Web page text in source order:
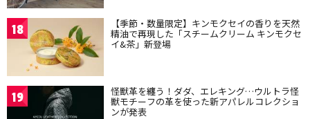
18 【季節・数量限定】キンモクセイの香りを天然
精油で再現した「スチームクリーム キンモクセ
イ&茶」新登場
19 怪獣革を纏う！ダダ、エレキング…ウルトラ怪
獣モチーフの革を使った新アパレルコレクショ
ンが発表